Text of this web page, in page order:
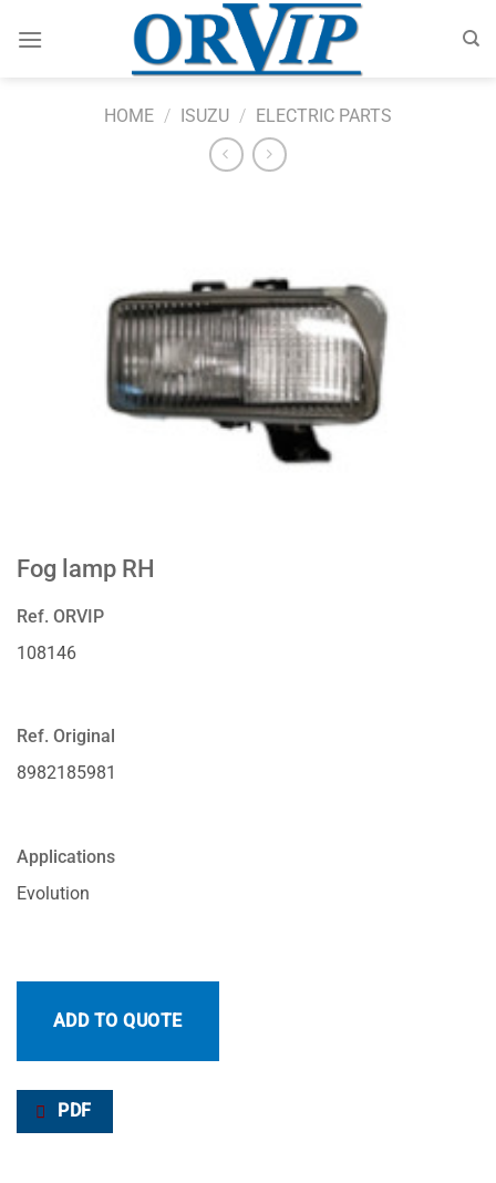
HOME / ISUZU / ELECTRIC PARTS
Fog lamp RH
Ref. ORVIP
108146
Ref. Original
8982185981
Applications
Evolution
ADD TO QUOTE
PDF